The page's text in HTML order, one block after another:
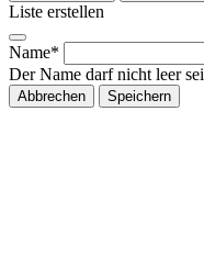
Liste erstellen
Name*
Der Name darf nicht leer
Abbrechen Speichern